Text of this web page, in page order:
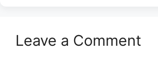
Leave a Comment